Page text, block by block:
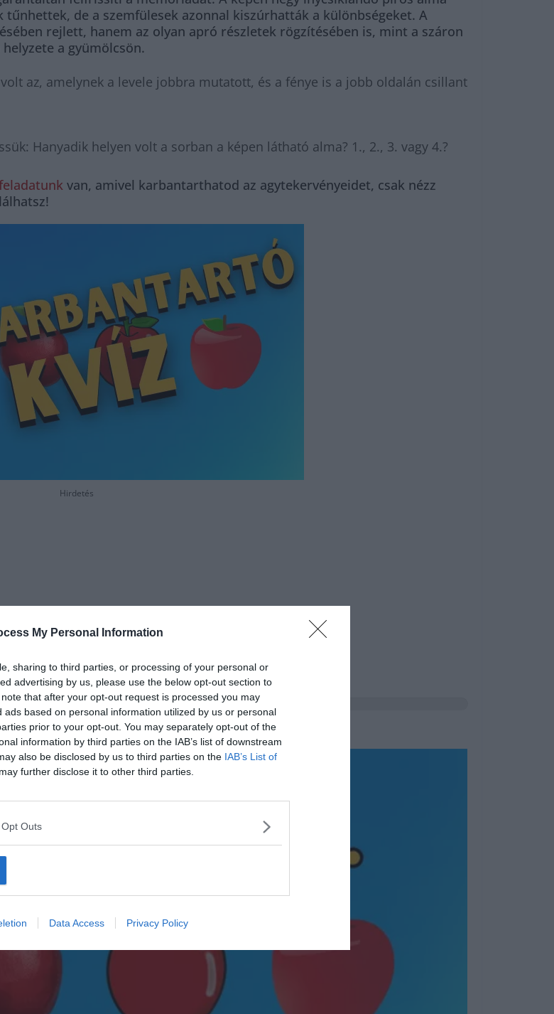
My Personal Information
sharing to third parties, or processing of your personal or
advertising by us, please use the below opt-out section to
that after your opt-out request is processed you may
based on personal information utilized by us or personal
prior to your opt-out. You may separately opt-out of the
information by third parties on the IAB’s list of downstream
also be disclosed by us to third parties on the IAB’s List of
further disclose it to other third parties.
Outs
Data Access Privacy Policy
de a szemfülesek azonnal kiszúrhatták a különbségeket. A
rejlett, hanem az olyan apró részletek rögzítésében is, mint a száron
a gyümölcsön.
az, amelynek a levele jobbra mutatott, és a fénye is a jobb oldalán csillant
Hanyadik helyen volt a sorban a képen látható alma? 1., 2., 3. vagy 4.?
van, amivel karbantarthatod az agytekervényeidet, csak nézz
Hirdetés